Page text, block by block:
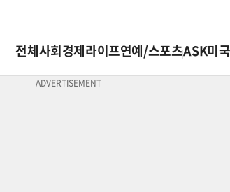
전체사회경제라이프연예/스포츠ASK미국